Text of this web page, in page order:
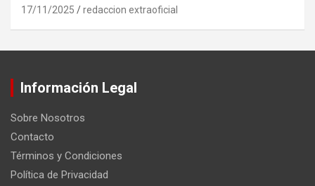
17/11/2025 redaccion extraoficial
Información Legal
Sobre Nosotros
Contacto
Términos y Condiciones
Política de Privacidad